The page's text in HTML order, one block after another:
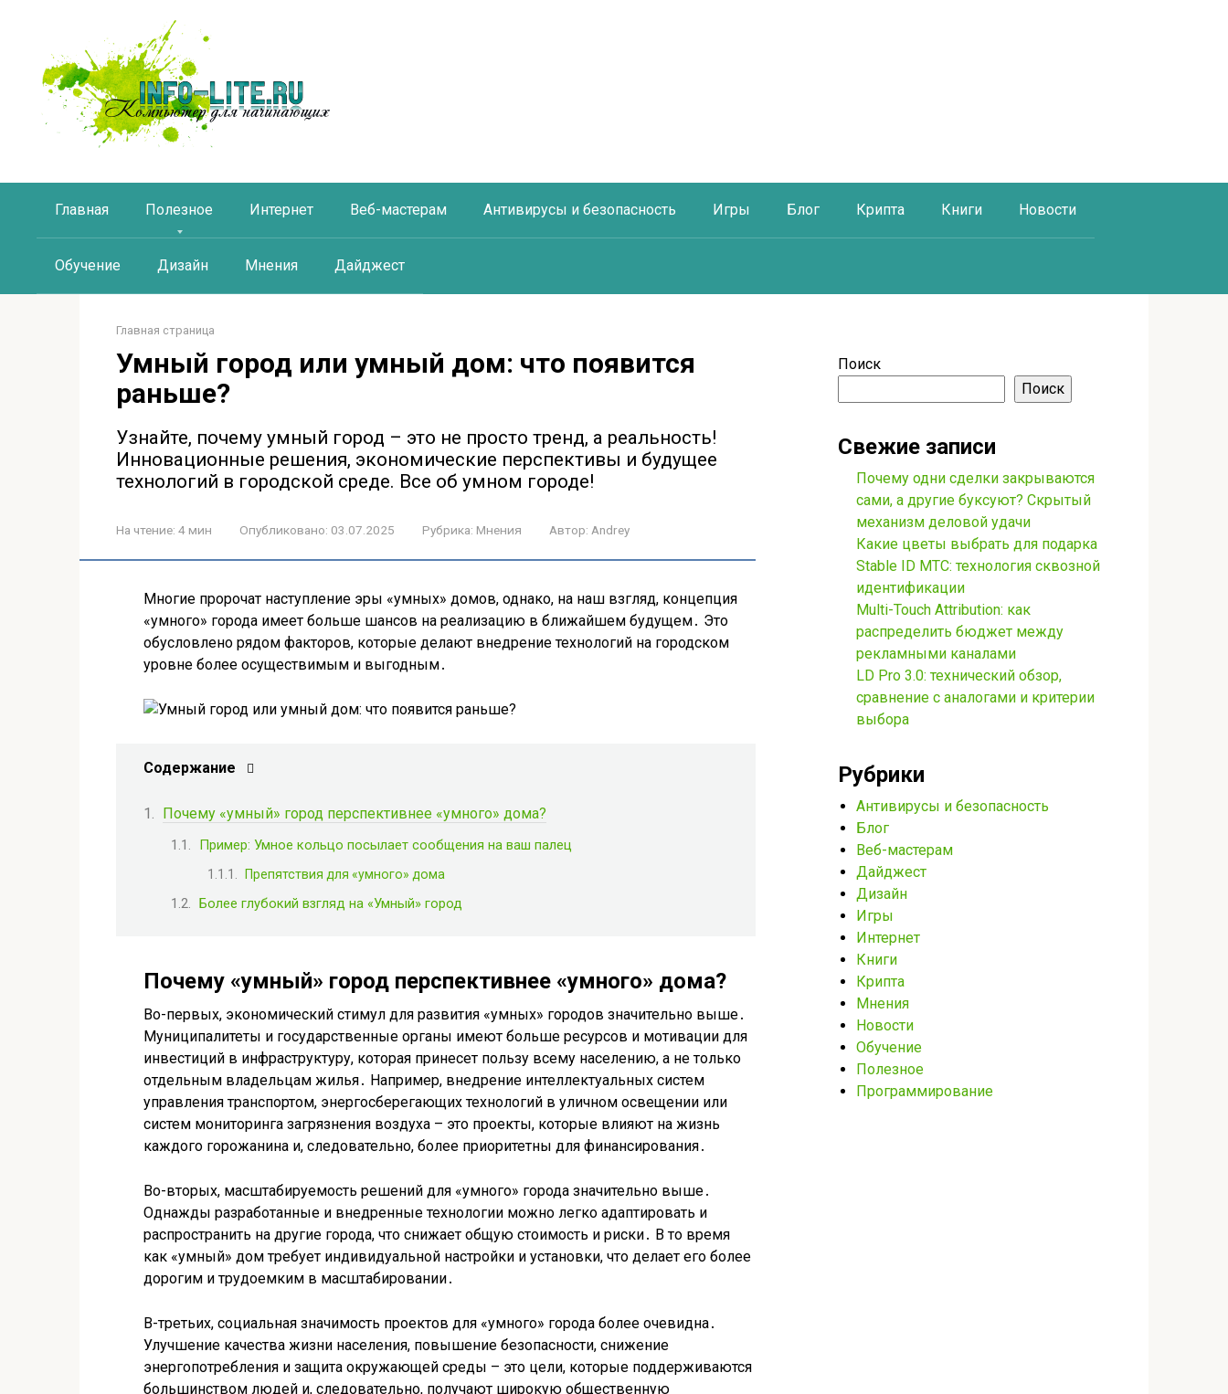
контенту
Главная Полезное Интернет Веб-мастерам Антивирусы и безопасность Игры Блог Крипта Книги Новости
Обучение Дизайн Мнения Дайджест
Главная страница
Умный город или умный дом: что появится
раньше?
Узнайте, почему умный город – это не просто тренд, а реальность!
Инновационные решения, экономические перспективы и будущее
технологий в городской среде. Все об умном городе!
На чтение: 4 мин Опубликовано: 03.07.2025 Рубрика: Мнения Автор: Andrey
Многие пророчат наступление эры «умных» домов, однако, на наш взгляд, концепция
«умного» города имеет больше шансов на реализацию в ближайшем будущем․ Это
обусловлено рядом факторов, которые делают внедрение технологий на городском
уровне более осуществимым и выгодным․
Содержание
Почему «умный» город перспективнее «умного» дома?
Пример: Умное кольцо посылает сообщения на ваш палец
Препятствия для «умного» дома
Более глубокий взгляд на «Умный» город
Почему «умный» город перспективнее «умного» дома?
Во-первых, экономический стимул для развития «умных» городов значительно выше․
Муниципалитеты и государственные органы имеют больше ресурсов и мотивации для
инвестиций в инфраструктуру, которая принесет пользу всему населению, а не только
отдельным владельцам жилья․ Например, внедрение интеллектуальных систем
управления транспортом, энергосберегающих технологий в уличном освещении или
систем мониторинга загрязнения воздуха – это проекты, которые влияют на жизнь
каждого горожанина и, следовательно, более приоритетны для финансирования․
Во-вторых, масштабируемость решений для «умного» города значительно выше․
Однажды разработанные и внедренные технологии можно легко адаптировать и
распространить на другие города, что снижает общую стоимость и риски․ В то время
как «умный» дом требует индивидуальной настройки и установки, что делает его более
дорогим и трудоемким в масштабировании․
В-третьих, социальная значимость проектов для «умного» города более очевидна․
Улучшение качества жизни населения, повышение безопасности, снижение
энергопотребления и защита окружающей среды – это цели, которые поддерживаются
большинством людей и, следовательно, получают широкую общественную
Поиск
Поиск
Свежие записи
Почему одни сделки закрываются
сами, а другие буксуют? Скрытый
механизм деловой удачи
Какие цветы выбрать для подарка
Stable ID МТС: технология сквозной
идентификации
Multi-Touch Attribution: как
распределить бюджет между
рекламными каналами
LD Pro 3.0: технический обзор,
сравнение с аналогами и критерии
выбора
Рубрики
Антивирусы и безопасность
Блог
Веб-мастерам
Дайджест
Дизайн
Игры
Интернет
Книги
Крипта
Мнения
Новости
Обучение
Полезное
Программирование